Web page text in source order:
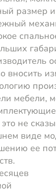
размер
вносить
мебели,
не
виде
ее